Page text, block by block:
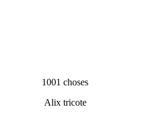
1001 choses
Alix tricote